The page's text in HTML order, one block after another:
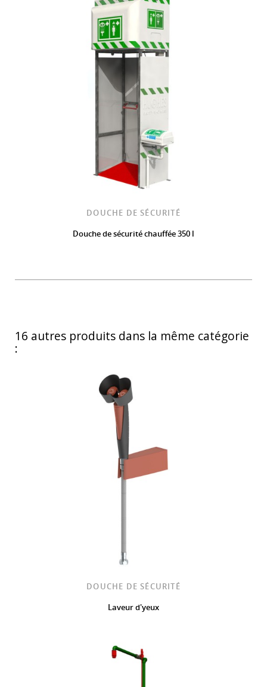
DOUCHE DE SÉCURITÉ
Douche de sécurité chauffée 350 l
16 autres produits dans la même catégorie
:
DOUCHE DE SÉCURITÉ
Laveur d'yeux